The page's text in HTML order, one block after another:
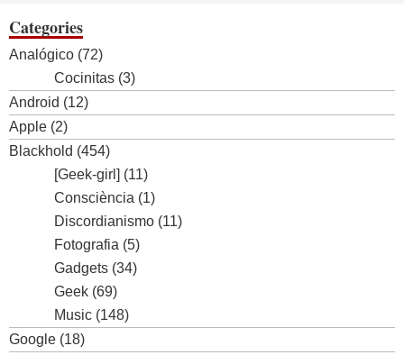
Categories
Analógico (72)
Cocinitas (3)
Android (12)
Apple (2)
Blackhold (454)
[Geek-girl] (11)
Consciència (1)
Discordianismo (11)
Fotografia (5)
Gadgets (34)
Geek (69)
Music (148)
Google (18)